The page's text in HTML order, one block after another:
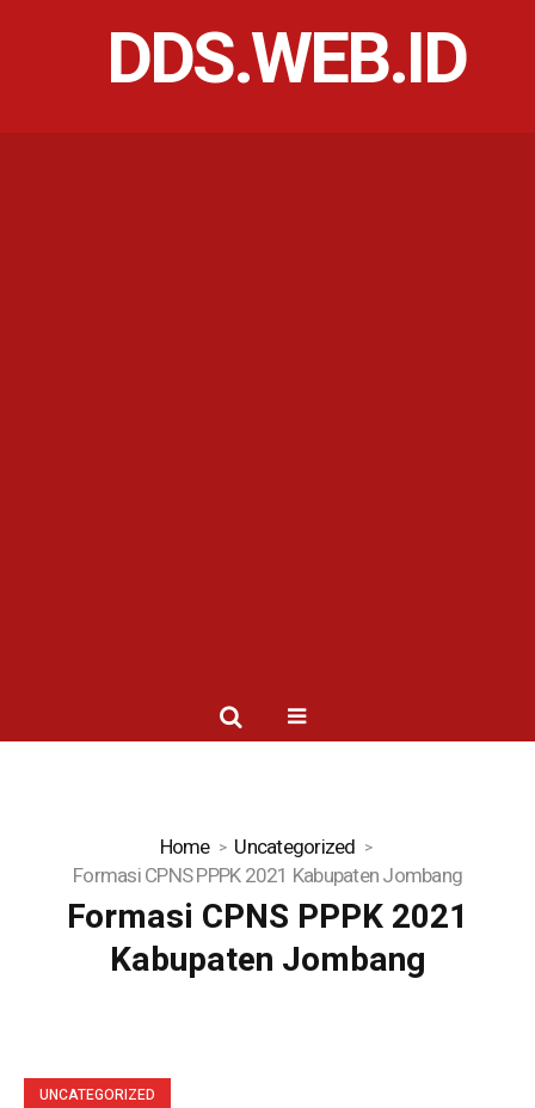
DDS.WEB.ID
Home
Uncategorized
Formasi CPNS PPPK 2021 Kabupaten Jombang
Formasi CPNS PPPK 2021
Kabupaten Jombang
UNCATEGORIZED